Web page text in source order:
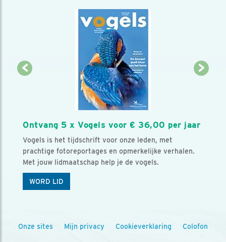
Ontvang 5 x Vogels voor € 36,00 per jaar
Vogels is het tijdschrift voor onze leden, met
prachtige fotoreportages en opmerkelijke verhalen.
Met jouw lidmaatschap help je de vogels.
WORD LID
Onze sites Mijn privacy Cookieverklaring Colofon